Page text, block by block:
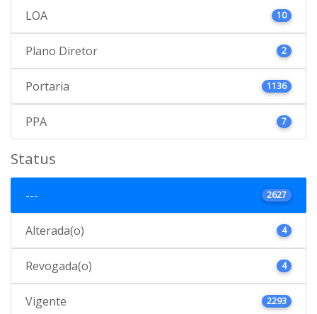
LOA 10
Plano Diretor 2
Portaria 1136
PPA 7
Status
--- 2627
Alterada(o) 4
Revogada(o) 4
Vigente 2293